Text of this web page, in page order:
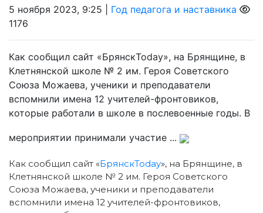
5 ноября 2023, 9:25 | Год педагога и наставника
1176
Как сообщил сайт «БрянскToday», на Брянщине, в
Клетнянской школе № 2 им. Героя Советского
Союза Можаева, ученики и преподаватели
вспомнили имена 12 учителей-фронтовиков,
которые работали в школе в послевоенные годы. В
мероприятии принимали участие ...
Как сообщил сайт «БрянскToday», на Брянщине, в
Клетнянской школе № 2 им. Героя Советского
Союза Можаева, ученики и преподаватели
вспомнили имена 12 учителей-фронтовиков,